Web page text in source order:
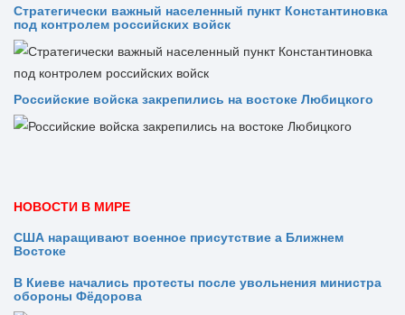
Стратегически важный населенный пункт Константиновка
под контролем российских войск
Российские войска закрепились на востоке Любицкого
НОВОСТИ В МИРЕ
США наращивают военное присутствие а Ближнем
Востоке
В Киеве начались протесты после увольнения министра
обороны Фёдорова